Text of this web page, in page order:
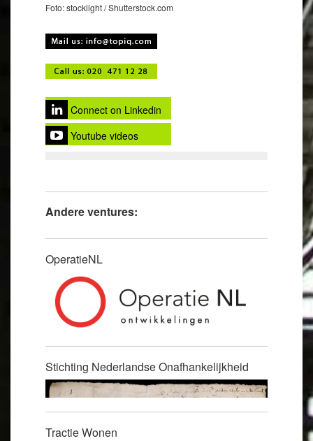
Foto: stocklight / Shutterstock.com
Connect on Linkedin
Youtube videos
Andere ventures:
OperatieNL
Stichting Nederlandse Onafhankelijkheid
Tractie Wonen